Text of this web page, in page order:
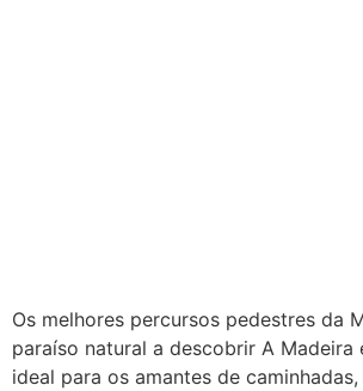
Os melhores percursos pedestres da
paraíso natural a descobrir A Madeira
ideal para os amantes de